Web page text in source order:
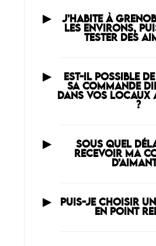
J’HABITE À
LES ENVIRONS,
TESTER DES
EST-IL POSSIBLE
SA COMMANDE
DANS VOS LOCAUX
?
SOUS QUEL
RECEVOIR MA
PUIS-JE CHOISIR
EN POINT